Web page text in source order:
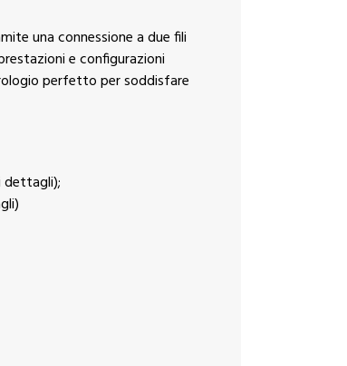
una connessione a due fili
e configurazioni
perfetto per soddisfare
dettagli);